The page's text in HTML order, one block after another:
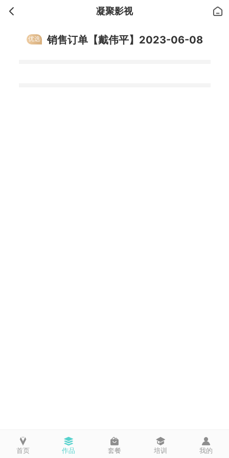
凝聚影视
优选 销售订单【戴伟平】2023-06-08
首页 作品 套餐 培训 我的